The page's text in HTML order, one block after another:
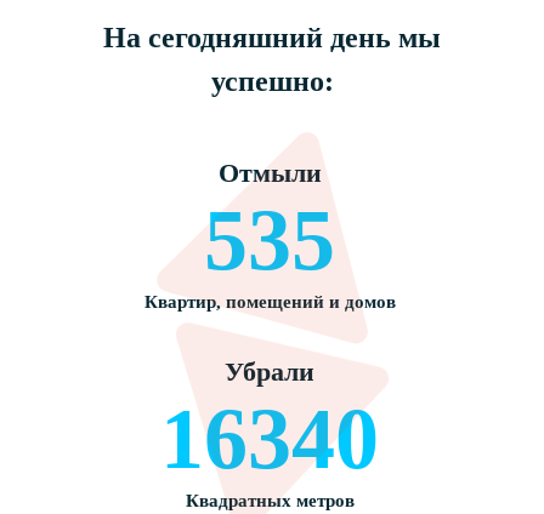
На сегодняшний день мы
успешно:
Отмыли
535
Квартир, помещений и домов
Убрали
16340
Квадратных метров